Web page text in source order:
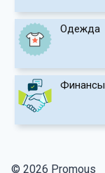
Одежда
Финансы
© 2026 Promous